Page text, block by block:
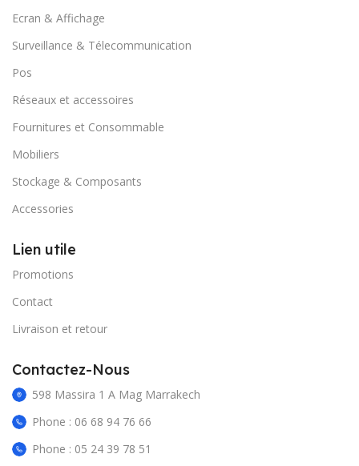
Ecran & Affichage
Surveillance & Télecommunication
Pos
Réseaux et accessoires
Fournitures et Consommable
Mobiliers
Stockage & Composants
Accessories
Lien utile
Promotions
Contact
Livraison et retour
Contactez-Nous
598 Massira 1 A Mag Marrakech
Phone : 06 68 94 76 66
Phone : 05 24 39 78 51